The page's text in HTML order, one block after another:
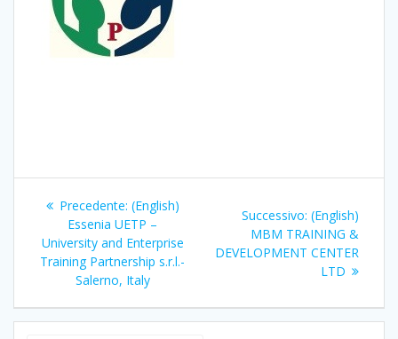
Navigazione
articoli
Precedente: Articolo
precedente:
(English)
Essenia UETP –
University and Enterprise
Training Partnership s.r.l.-
Salerno, Italy
Successivo: Articolo
successivo:
(English)
MBM TRAINING &
DEVELOPMENT CENTER
LTD